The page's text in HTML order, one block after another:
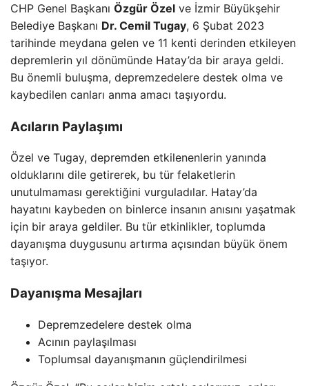
CHP Genel Başkanı Özgür Özel ve İzmir Büyükşehir
Belediye Başkanı Dr. Cemil Tugay, 6 Şubat 2023
tarihinde meydana gelen ve 11 kenti derinden etkileyen
depremlerin yıl dönümünde Hatay’da bir araya geldi.
Bu önemli buluşma, depremzedelere destek olma ve
kaybedilen canları anma amacı taşıyordu.
Acıların Paylaşımı
Özel ve Tugay, depremden etkilenenlerin yanında
olduklarını dile getirerek, bu tür felaketlerin
unutulmaması gerektiğini vurguladılar. Hatay’da
hayatını kaybeden on binlerce insanın anısını yaşatmak
için bir araya geldiler. Bu tür etkinlikler, toplumda
dayanışma duygusunu artırma açısından büyük önem
taşıyor.
Dayanışma Mesajları
Depremzedelere destek olma
Acının paylaşılması
Toplumsal dayanışmanın güçlendirilmesi